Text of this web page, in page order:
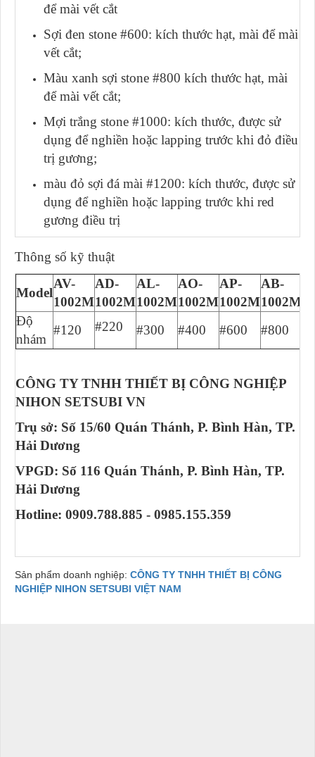
để mài vết cắt
Sợi đen stone #600: kích thước hạt, mài để mài
vết cắt;
Màu xanh sợi stone #800 kích thước hạt, mài
để mài vết cắt;
Mợi trắng stone #1000: kích thước, được sử
dụng để nghiền hoặc lapping trước khi đỏ điều
trị gương;
màu đỏ sợi đá mài #1200: kích thước, được sử
dụng để nghiền hoặc lapping trước khi red
gương điều trị
Thông số kỹ thuật
Model
AV-
1002M
AD-
1002M
AL-
1002M
AO-
1002M
AP-
1002M
AB-
1002M
Độ
nhám
#120 #220 #300 #400 #600 #800
CÔNG TY TNHH THIẾT BỊ CÔNG NGHIỆP
NIHON SETSUBI VN
Trụ sở: Số 15/60 Quán Thánh, P. Bình Hàn, TP.
Hải Dương
VPGD: Số 116 Quán Thánh, P. Bình Hàn, TP.
Hải Dương
Hotline: 0909.788.885 - 0985.155.359
Sản phẩm doanh nghiệp: CÔNG TY TNHH THIẾT BỊ CÔNG
NGHIỆP NIHON SETSUBI VIỆT NAM